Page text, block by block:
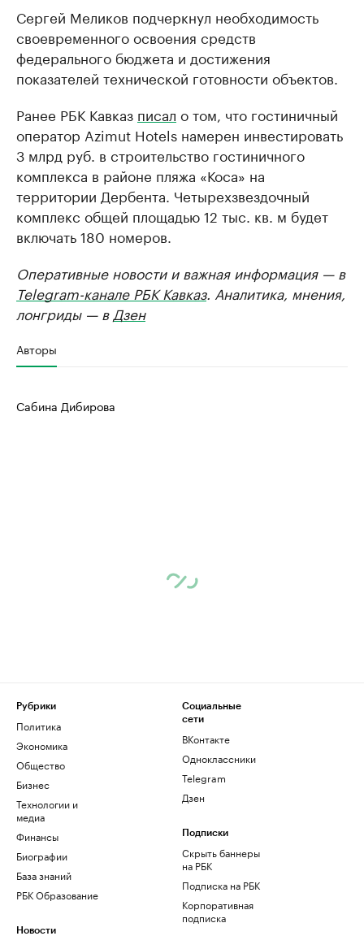
Сергей Меликов подчеркнул необходимость
своевременного освоения средств
федерального бюджета и достижения
показателей технической готовности объектов.
Ранее РБК Кавказ писал о том, что гостиничный
оператор Azimut Hotels намерен инвестировать
3 млрд руб. в строительство гостиничного
комплекса в районе пляжа «Коса» на
территории Дербента. Четырехзвездочный
комплекс общей площадью 12 тыс. кв. м будет
включать 180 номеров.
Оперативные новости и важная информация — в
Telegram-канале РБК Кавказ. Аналитика, мнения,
лонгриды — в Дзен
Авторы
Сабина Дибирова
Рубрики
Политика
Экономика
Общество
Бизнес
Технологии и
медиа
Финансы
Биографии
База знаний
РБК Образование
Новости
Социальные
сети
ВКонтакте
Одноклассники
Telegram
Дзен
Подписки
Скрыть баннеры
на РБК
Подписка на РБК
Корпоративная
подписка